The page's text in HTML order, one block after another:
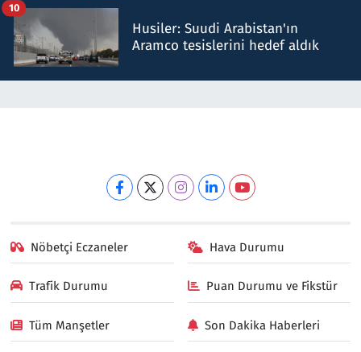
Husiler: Suudi Arabistan'ın
Aramco tesislerini hedef aldık
10
Nöbetçi Eczaneler Hava Durumu
Trafik Durumu Puan Durumu ve Fikstür
Tüm Manşetler Son Dakika Haberleri